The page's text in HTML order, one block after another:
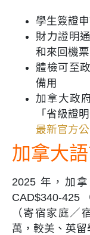
學生簽證
財力證明
和來回機
體檢可至
備用
加拿大政
「省級證
最新官方
加拿大
2025 年，加
CAD$340-
（寄宿家庭／
萬，較美、英留